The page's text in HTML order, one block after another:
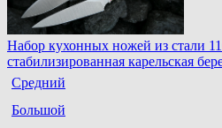
Набор кухонных ножей из стали
стабилизированная карельская
Средний
Большой